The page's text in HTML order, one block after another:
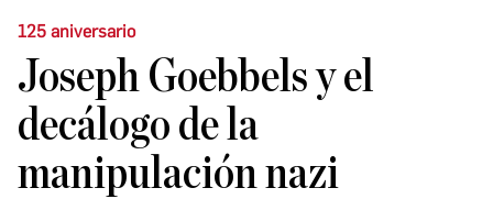
125 aniversario
Joseph Goebbels y el
decálogo de la
manipulación nazi